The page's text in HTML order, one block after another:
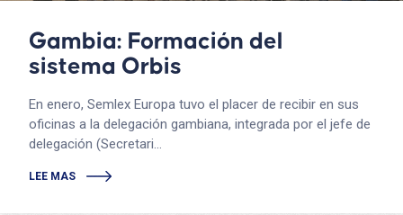
Gambia: Formación del
sistema Orbis
En enero, Semlex Europa tuvo el placer de recibir en sus
oficinas a la delegación gambiana, integrada por el jefe de
delegación (Secretari...
LEE MAS